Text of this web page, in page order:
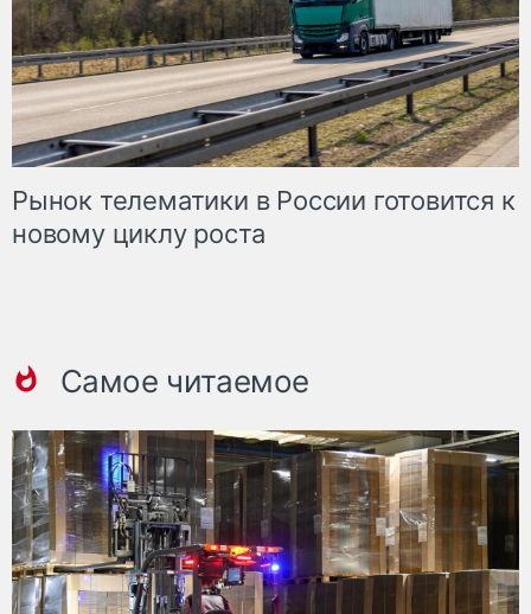
Рынок телематики в России готовится к
новому циклу роста
Самое читаемое